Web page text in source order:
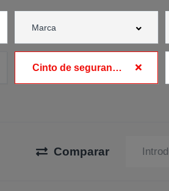
Cinto de segurança traseiro com airbag
Comparar